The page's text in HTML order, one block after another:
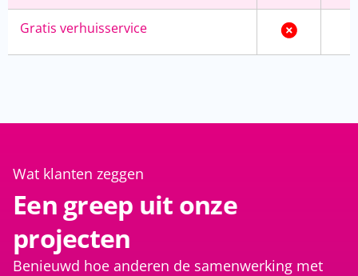
Gratis verhuisservice
Wat klanten zeggen
Een greep uit onze
projecten
Benieuwd hoe anderen de samenwerking met